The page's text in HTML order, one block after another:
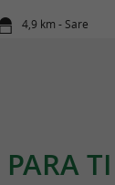
4,9 km - Sare
PARA TI